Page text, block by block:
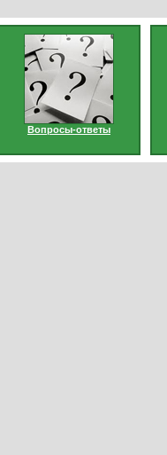
Вопросы-ответы